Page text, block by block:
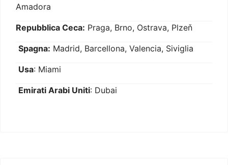
Amadora
Repubblica Ceca: Praga, Brno, Ostrava, Plzeň
Spagna: Madrid, Barcellona, Valencia, Siviglia
Usa: Miami
Emirati Arabi Uniti: Dubai